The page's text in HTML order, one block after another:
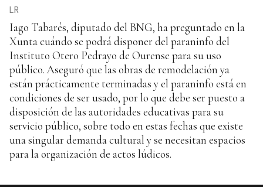
LR
Iago Tabarés, diputado del BNG, ha preguntado en la
Xunta cuándo se podrá disponer del paraninfo del
Instituto Otero Pedrayo de Ourense para su uso
público. Aseguró que las obras de remodelación ya
están prácticamente terminadas y el paraninfo está en
condiciones de ser usado, por lo que debe ser puesto a
disposición de las autoridades educativas para su
servicio público, sobre todo en estas fechas que existe
una singular demanda cultural y se necesitan espacios
para la organización de actos lúdicos.